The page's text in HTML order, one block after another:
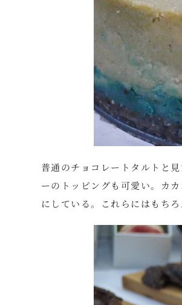
普通のチョコレートタルトと
ーのトッピングも可愛い。カ
にしている。これらにはもち